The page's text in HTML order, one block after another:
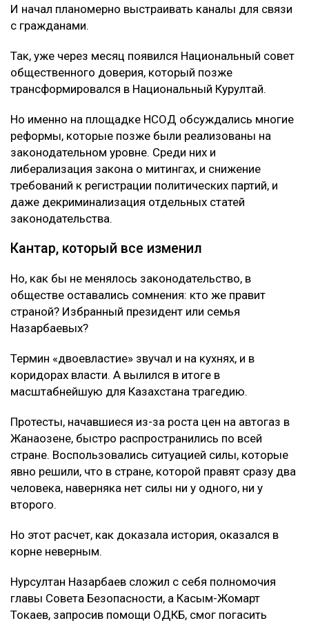
И начал планомерно выстраивать каналы для связи
с гражданами.
Так, уже через месяц появился Национальный совет
общественного доверия, который позже
трансформировался в Национальный Курултай.
Но именно на площадке НСОД обсуждались многие
реформы, которые позже были реализованы на
законодательном уровне. Среди них и
либерализация закона о митингах, и снижение
требований к регистрации политических партий, и
даже декриминализация отдельных статей
законодательства.
Кантар, который все изменил
Но, как бы не менялось законодательство, в
обществе оставались сомнения: кто же правит
страной? Избранный президент или семья
Назарбаевых?
Термин «двоевластие» звучал и на кухнях, и в
коридорах власти. А вылился в итоге в
масштабнейшую для Казахстана трагедию.
Протесты, начавшиеся из-за роста цен на автогаз в
Жанаозене, быстро распространились по всей
стране. Воспользовались ситуацией силы, которые
явно решили, что в стране, которой правят сразу два
человека, наверняка нет силы ни у одного, ни у
второго.
Но этот расчет, как доказала история, оказался в
корне неверным.
Нурсултан Назарбаев сложил с себя полномочия
главы Совета Безопасности, а Касым-Жомарт
Токаев, запросив помощи ОДКБ, смог погасить